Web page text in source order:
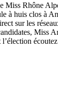
Miss Rhône
à huis clos à
sur les
Miss